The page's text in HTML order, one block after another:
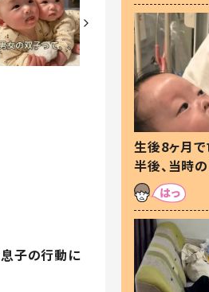
息子の行動に
生後8ヶ月
半後、当時
た本音とは